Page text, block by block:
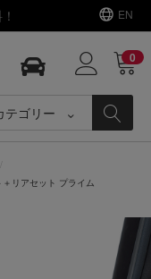
EN
テゴリー
0
リアセット プライム